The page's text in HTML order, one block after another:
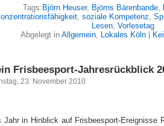
Tags: Björn Heuser, Björns Bärenbande,
, soziale Kompetenz,
Lesen, Vorlesetag
Abgelegt in Allgemein, Lokales Köln|
Frisbeesport-Jahresrückblick
23. November 2010
Jahr in Hinblick auf Frisbeesport-Ereignisse